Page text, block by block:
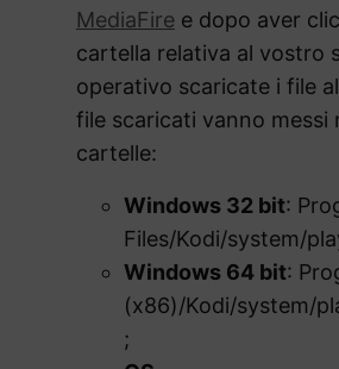
MediaFire e dopo aver
cartella relativa al vostro
operativo scaricate i file
file scaricati vanno messi
cartelle:
Windows 32 bit:
Files/Kodi/system/
Windows 64 bit:
(x86)/Kodi/system/
;